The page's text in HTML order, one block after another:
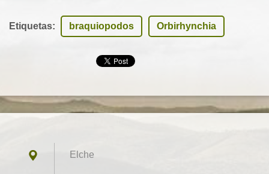
Etiquetas: braquiopodos Orbirhynchia
Elche